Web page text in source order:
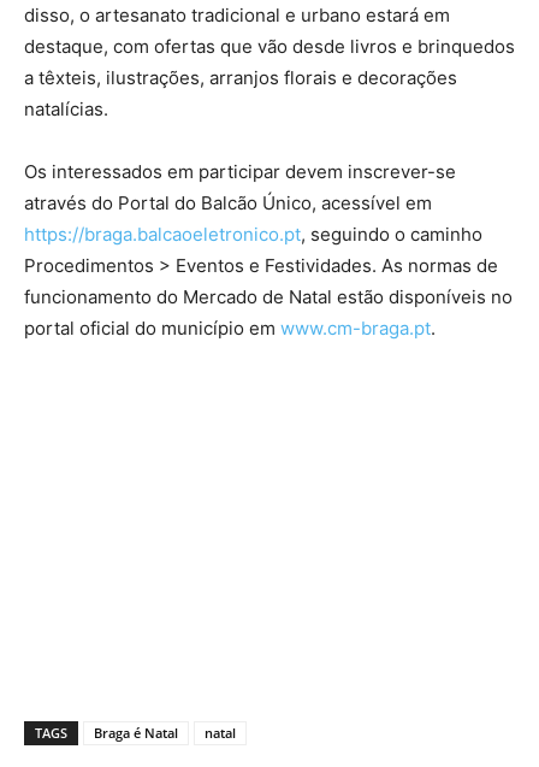
disso, o artesanato tradicional e urbano estará em
destaque, com ofertas que vão desde livros e brinquedos
a têxteis, ilustrações, arranjos florais e decorações
natalícias.
Os interessados em participar devem inscrever-se
através do Portal do Balcão Único, acessível em
https://braga.balcaoeletronico.pt, seguindo o caminho
Procedimentos > Eventos e Festividades. As normas de
funcionamento do Mercado de Natal estão disponíveis no
portal oficial do município em www.cm-braga.pt.
TAGS Braga é Natal natal